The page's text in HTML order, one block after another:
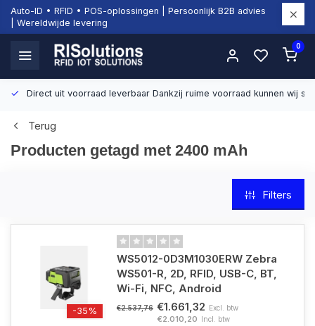
Auto-ID • RFID • POS-oplossingen | Persoonlijk B2B advies
| Wereldwijde levering
0
Direct uit voorraad leverbaar Dankzij ruime voorraad kunnen wij
Terug
Producten getagd met 2400 mAh
Filters
-35%
WS5012-0D3M1030ERW Zebra
WS501-R, 2D, RFID, USB-C, BT,
Wi-Fi, NFC, Android
€2.537,76 €1.661,32 Excl. btw
€2.010,20 Incl. btw